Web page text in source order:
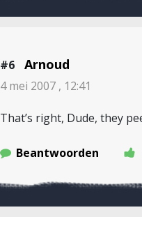
#6 Arnoud
4 mei 2007 , 12:41
That’s right, Dude, they
Beantwoorden